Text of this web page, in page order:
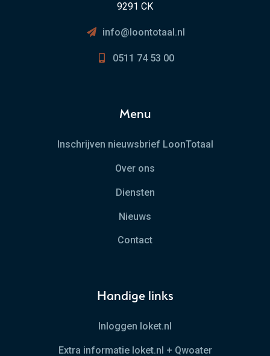
9291 CK
info@loontotaal.nl
0511 74 53 00
Menu
Inschrijven nieuwsbrief LoonTotaal
Over ons
Diensten
Nieuws
Contact
Handige links
Inloggen loket.nl
Extra informatie loket.nl + Qwoater